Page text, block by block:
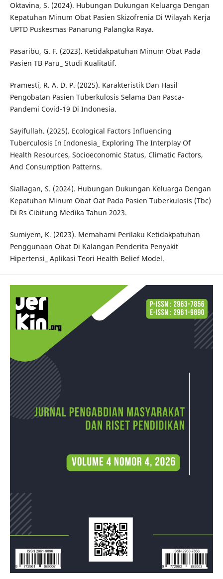
Oktavina, S. (2024). Hubungan Dukungan Keluarga Dengan
Kepatuhan Minum Obat Pasien Skizofrenia Di Wilayah Kerja
UPTD Puskesmas Panarung Palangka Raya.
Pasaribu, G. F. (2023). Ketidakpatuhan Minum Obat Pada
Pasien TB Paru_ Studi Kualitatif.
Pramesti, R. A. D. P. (2025). Karakteristik Dan Hasil
Pengobatan Pasien Tuberkulosis Selama Dan Pasca-
Pandemi Covid-19 Di Indonesia.
Sayifullah. (2025). Ecological Factors Influencing
Tuberculosis In Indonesia_ Exploring The Interplay Of
Health Resources, Socioeconomic Status, Climatic Factors,
And Consumption Patterns.
Siallagan, S. (2024). Hubungan Dukungan Keluarga Dengan
Kepatuhan Minum Obat Oat Pada Pasien Tuberkulosis (Tbc)
Di Rs Cibitung Medika Tahun 2023.
Sumiyem, K. (2023). Memahami Perilaku Ketidakpatuhan
Penggunaan Obat Di Kalangan Penderita Penyakit
Hipertensi_ Aplikasi Teori Health Belief Model.